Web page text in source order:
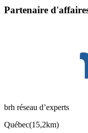
Partenaire
brh réseau d’experts
Québec(15,2km)